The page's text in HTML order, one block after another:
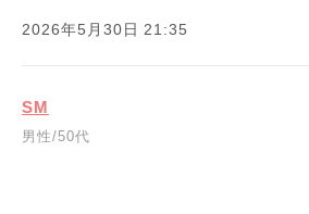
2026年5月30日 21:35
SM
男性/50代